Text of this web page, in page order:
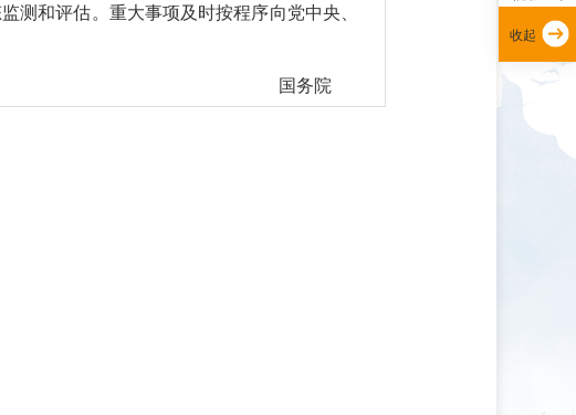
测和评估。重大事项及时按程序向党中央、
国务院
收起